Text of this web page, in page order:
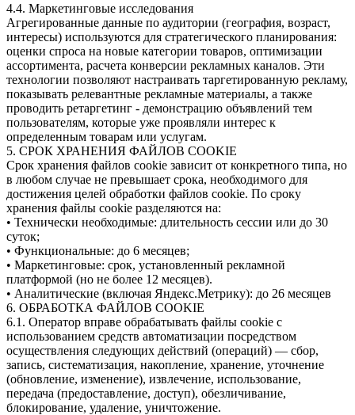
4.4. Маркетинговые исследования
Агрегированные данные по аудитории (география, возраст,
интересы) используются для стратегического планирования:
оценки спроса на новые категории товаров, оптимизации
ассортимента, расчета конверсии рекламных каналов. Эти
технологии позволяют настраивать таргетированную рекламу,
показывать релевантные рекламные материалы, а также
проводить ретаргетинг - демонстрацию объявлений тем
пользователям, которые уже проявляли интерес к
определенным товарам или услугам.
5. СРОК ХРАНЕНИЯ ФАЙЛОВ COOKIE
Срок хранения файлов сookie зависит от конкретного типа, но
в любом случае не превышает срока, необходимого для
достижения целей обработки файлов сookie. По сроку
хранения файлы сookie разделяются на:
• Технически необходимые: длительность сессии или до 30
суток;
• Функциональные: до 6 месяцев;
• Маркетинговые: срок, установленный рекламной
платформой (но не более 12 месяцев).
• Аналитические (включая Яндекс.Метрику): до 26 месяцев
6. ОБРАБОТКА ФАЙЛОВ COOKIE
6.1. Оператор вправе обрабатывать файлы сookie с
использованием средств автоматизации посредством
осуществления следующих действий (операций) — сбор,
запись, систематизация, накопление, хранение, уточнение
(обновление, изменение), извлечение, использование,
передача (предоставление, доступ), обезличивание,
блокирование, удаление, уничтожение.